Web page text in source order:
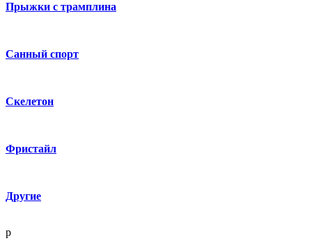
Прыжки с трамплина
Санный спорт
Скелетон
Фристайл
Другие
p